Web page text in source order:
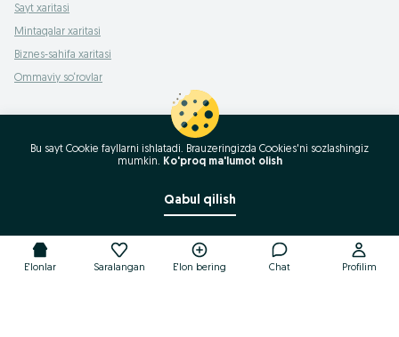
Sayt xaritasi
Mintaqalar xaritasi
Biznes-sahifa xaritasi
Ommaviy so‘rovlar
E'lonlar Saralangan E'lon bering Chat Profilim
Bu sayt Cookie fayllarni ishlatadi. Brauzeringizda Cookies'ni sozlashingiz
mumkin. Ko'proq ma'lumot olish
Qabul qilish